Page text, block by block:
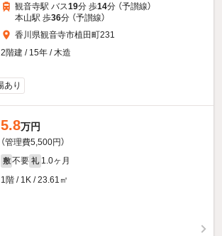
観音寺駅 バス19分 歩14分 （予讃線）
本山駅 歩36分 （予讃線）
香川県観音寺市植田町231
2階建 / 15年 / 木造
あり
5.8万円
（管理費5,500円）
敷 不要 礼 1.0ヶ月
1階 / 1K / 23.61㎡